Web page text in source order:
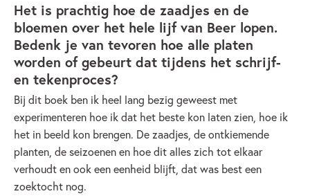
Het is prachtig hoe de zaadjes en de
bloemen over het hele lijf van Beer lopen.
Bedenk je van tevoren hoe alle platen
worden of gebeurt dat tijdens het schrijf-
en tekenproces?
Bij dit boek ben ik heel lang bezig geweest met
experimenteren hoe ik dat het beste kon laten zien, hoe ik
het in beeld kon brengen. De zaadjes, de ontkiemende
planten, de seizoenen en hoe dit alles zich tot elkaar
verhoudt en ook een eenheid blijft, dat was best een
zoektocht nog.